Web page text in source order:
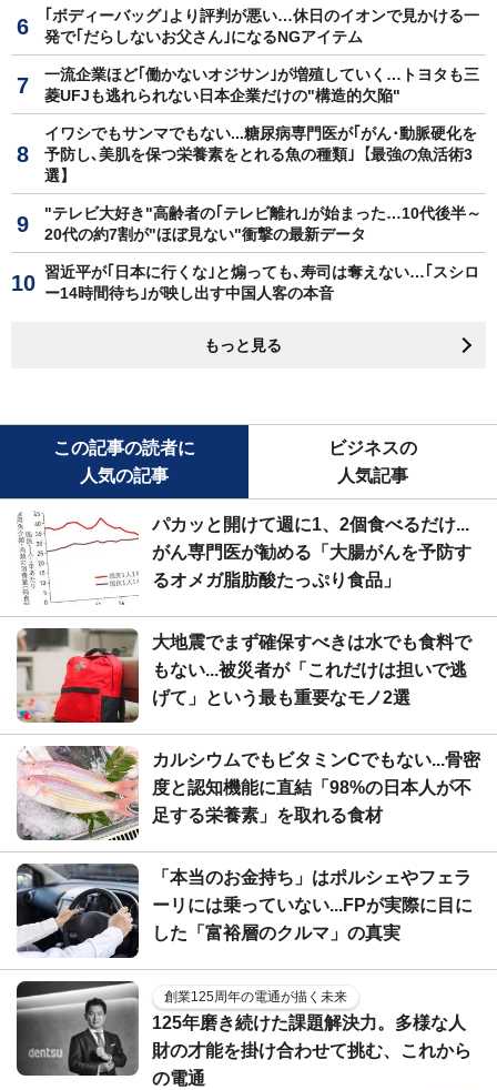
｢ボディーバッグ｣より評判が悪い…休日のイオンで見かける一
発で｢だらしないお父さん｣になるNGアイテム
一流企業ほど｢働かないオジサン｣が増殖していく…トヨタも三
菱UFJも逃れられない日本企業だけの"構造的欠陥"
イワシでもサンマでもない...糖尿病専門医が｢がん･動脈硬化を
予防し､美肌を保つ栄養素をとれる魚の種類｣【最強の魚活術3
選】
"テレビ大好き"高齢者の｢テレビ離れ｣が始まった…10代後半～
20代の約7割が"ほぼ見ない"衝撃の最新データ
習近平が｢日本に行くな｣と煽っても､寿司は奪えない…｢スシロ
ー14時間待ち｣が映し出す中国人客の本音
もっと見る
この記事の読者に
人気の記事
ビジネスの
人気記事
パカッと開けて週に1、2個食べるだけ...
がん専門医が勧める「大腸がんを予防す
るオメガ脂肪酸たっぷり食品」
大地震でまず確保すべきは水でも食料で
もない...被災者が「これだけは担いで逃
げて」という最も重要なモノ2選
カルシウムでもビタミンCでもない...骨密
度と認知機能に直結「98%の日本人が不
足する栄養素」を取れる食材
「本当のお金持ち」はポルシェやフェラ
ーリには乗っていない...FPが実際に目に
した「富裕層のクルマ」の真実
創業125周年の電通が描く未来
125年磨き続けた課題解決力。多様な人
財の才能を掛け合わせて挑む、これから
の電通